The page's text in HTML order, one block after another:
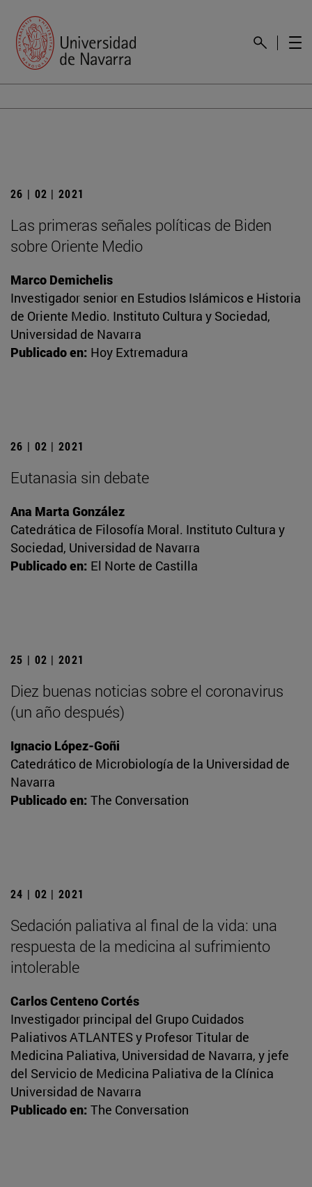
26 | 02 | 2021
Las primeras señales políticas de Biden
sobre Oriente Medio
Marco Demichelis
Investigador senior en Estudios Islámicos e Historia
de Oriente Medio. Instituto Cultura y Sociedad,
Universidad de Navarra
Publicado en: Hoy Extremadura
26 | 02 | 2021
Eutanasia sin debate
Ana Marta González
Catedrática de Filosofía Moral. Instituto Cultura y
Sociedad, Universidad de Navarra
Publicado en: El Norte de Castilla
25 | 02 | 2021
Diez buenas noticias sobre el coronavirus
(un año después)
Ignacio López-Goñi
Catedrático de Microbiología de la Universidad de
Navarra
Publicado en: The Conversation
24 | 02 | 2021
Sedación paliativa al final de la vida: una
respuesta de la medicina al sufrimiento
intolerable
Carlos Centeno Cortés
Investigador principal del Grupo Cuidados
Paliativos ATLANTES y Profesor Titular de
Medicina Paliativa, Universidad de Navarra, y jefe
del Servicio de Medicina Paliativa de la Clínica
Universidad de Navarra
Publicado en: The Conversation